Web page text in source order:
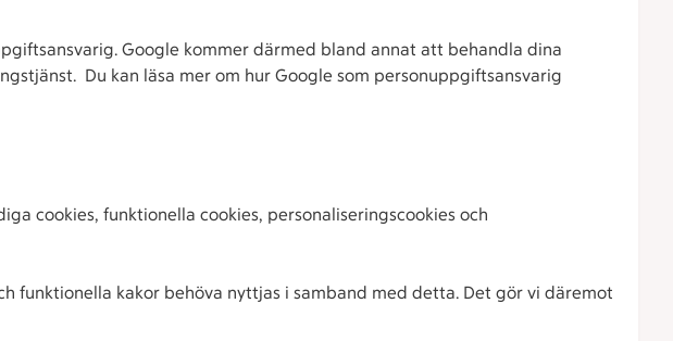
Google kommer därmed bland annat att behandla dina
Du kan läsa mer om hur Google som personuppgiftsansvarig
cookies, funktionella cookies, personaliseringscookies och
funktionella kakor behöva nyttjas i samband med detta. Det gör vi däremot